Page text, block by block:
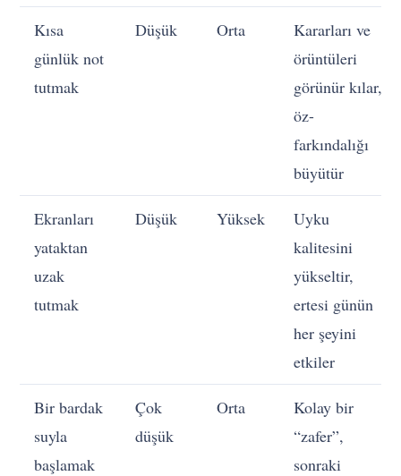
Kısa
günlük not
tutmak
Düşük Orta
Kararları ve
örüntüleri
görünür kılar,
öz-
farkındalığı
büyütür
Ekranları
yataktan
uzak
tutmak
Düşük Yüksek
Uyku
kalitesini
yükseltir,
ertesi günün
her şeyini
etkiler
Bir bardak
suyla
başlamak
Çok
düşük
Orta
Kolay bir
“zafer”,
sonraki